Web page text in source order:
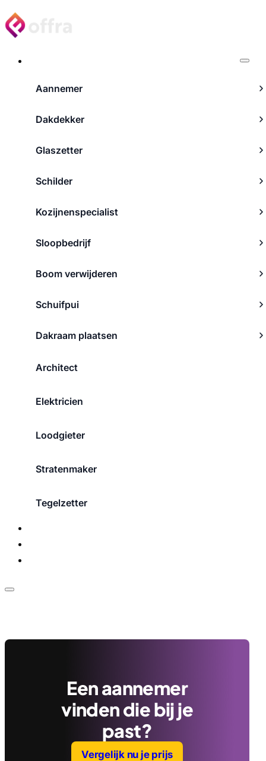
Aannemer
Dakdekker
Glaszetter
Schilder
Kozijnenspecialist
Sloopbedrijf
Boom verwijderen
Schuifpui
Dakraam plaatsen
Architect
Elektricien
Loodgieter
Stratenmaker
Tegelzetter
Een aannemer
vinden die bij je
past?
Vergelijk nu je prijs